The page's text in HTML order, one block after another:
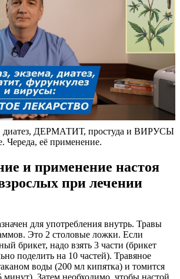
ДЕРМАТИТ, простуда и ВИРУСЫ
Череда, её применение.
и применение настоя
при лечении
для употребления внутрь. Травы
Это 2 столовые ложки. Если
брикет, надо взять 3 части (брикет
поделить на 10 частей). Травяное
воды (200 мл кипятка) и томится
минут). Затем необходимо, чтобы настой